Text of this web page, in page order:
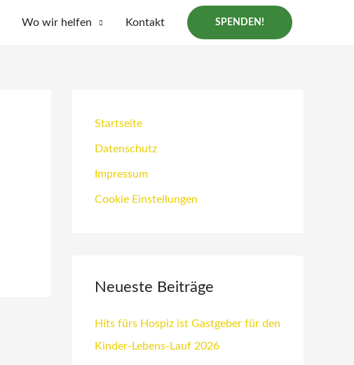
Wo wir helfen Kontakt SPENDEN!
Startseite
Datenschutz
Impressum
Cookie Einstellungen
Neueste Beiträge
Hits fürs Hospiz ist Gastgeber für den
Kinder-Lebens-Lauf 2026